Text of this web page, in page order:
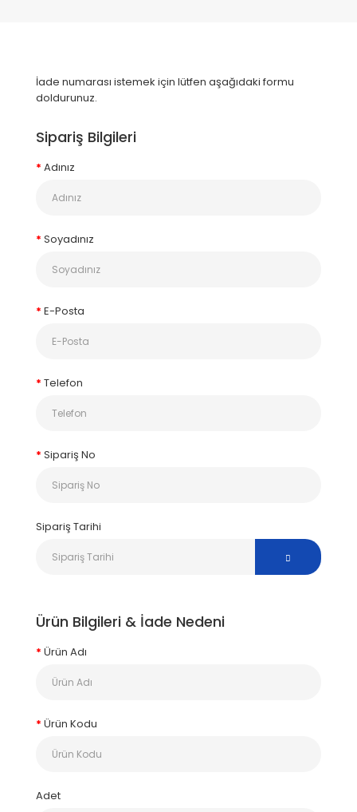
İade numarası istemek için lütfen aşağıdaki formu
doldurunuz.
Sipariş Bilgileri
Adınız
Soyadınız
E-Posta
Telefon
Sipariş No
Sipariş Tarihi
Ürün Bilgileri & İade Nedeni
Ürün Adı
Ürün Kodu
Adet